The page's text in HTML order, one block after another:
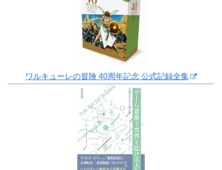
ワルキューレの冒険 40周年記念 公式記録全集